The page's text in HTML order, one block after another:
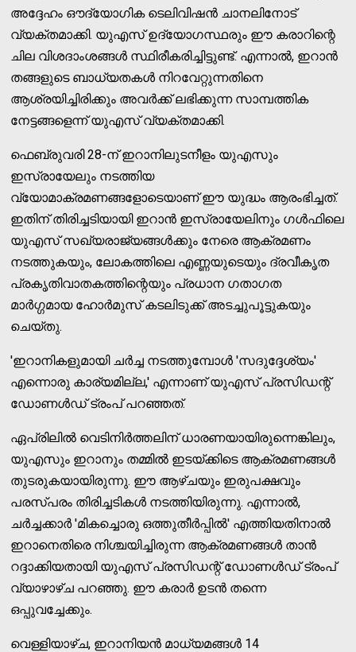
അദ്ദേഹം ഔദ്യോഗിക ടെലിവിഷന്‍ ചാനലിനോട്
വ്യക്തമാക്കി. യുഎസ് ഉദ്യോഗസ്ഥരും ഈ കരാറിന്റെ
ചില വിശദാംശങ്ങള്‍ സ്ഥിരീകരിച്ചിട്ടുണ്ട്. എന്നാല്‍, ഇറാന്‍
തങ്ങളുടെ ബാധ്യതകള്‍ നിറവേറ്റുന്നതിനെ
ആശ്രയിച്ചിരിക്കും അവര്‍ക്ക് ലഭിക്കുന്ന സാമ്പത്തിക
നേട്ടങ്ങളെന്ന് യുഎസ് വ്യക്തമാക്കി.
ഫെബ്രുവരി 28-ന് ഇറാനിലുടനീളം യുഎസും
ഇസ്രായേലും നടത്തിയ
വ്യോമാക്രമണങ്ങളോടെയാണ് ഈ യുദ്ധം ആരംഭിച്ചത്.
ഇതിന് തിരിച്ചടിയായി ഇറാന്‍ ഇസ്രായേലിനും ഗള്‍ഫിലെ
യുഎസ് സഖ്യരാജ്യങ്ങള്‍ക്കും നേരെ ആക്രമണം
നടത്തുകയും, ലോകത്തിലെ എണ്ണയുടെയും ദ്രവീകൃത
പ്രകൃതിവാതകത്തിന്റെയും പ്രധാന ഗതാഗത
മാര്‍ഗ്ഗമായ ഹോര്‍മുസ് കടലിടുക്ക് അടച്ചുപൂട്ടുകയും
ചെയ്തു.
'ഇറാനികളുമായി ചര്‍ച്ച നടത്തുമ്പോള്‍ 'സദുദ്ദേശ്യം'
എന്നൊരു കാര്യമില്ല,' എന്നാണ് യുഎസ് പ്രസിഡന്റ്
ഡോണള്‍ഡ് ട്രംപ് പറഞ്ഞത്.
ഏപ്രിലില്‍ വെടിനിര്‍ത്തലിന് ധാരണയായിരുന്നെങ്കിലും,
യുഎസും ഇറാനും തമ്മില്‍ ഇടയ്ക്കിടെ ആക്രമണങ്ങള്‍
തുടരുകയായിരുന്നു. ഈ ആഴ്ചയും ഇരുപക്ഷവും
പരസ്പരം തിരിച്ചടികള്‍ നടത്തിയിരുന്നു. എന്നാല്‍,
ചര്‍ച്ചക്കാര്‍ 'മികച്ചൊരു ഒത്തുതീര്‍പ്പില്‍' എത്തിയതിനാല്‍
ഇറാനെതിരെ നിശ്ചയിച്ചിരുന്ന ആക്രമണങ്ങള്‍ താന്‍
റദ്ദാക്കിയതായി യുഎസ് പ്രസിഡന്റ് ഡോണള്‍ഡ് ട്രംപ്
വ്യാഴാഴ്ച പറഞ്ഞു. ഈ കരാര്‍ ഉടന്‍ തന്നെ
ഒപ്പുവച്ചേക്കും.
വെള്ളിയാഴ്ച, ഇറാനിയന്‍ മാധ്യമങ്ങള്‍ 14